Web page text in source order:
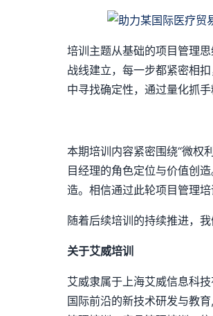
培训主题从基础的项目管理
战线建立，每一步都紧密相
中寻找确定性，通过量化抓
本期培训内容紧密围绕“微权
目经理的角色定位与价值创
造。相信通过此轮项目管理
随着后续培训的持续推进，
关于艾威培训
艾威隶属于上海艾威信息科
国际前沿的新技术研发与教